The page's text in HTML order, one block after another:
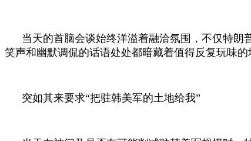
当天的首脑会谈始终洋溢着融洽氛围，不仅特
笑声和幽默调侃的话语处处都暗藏着值得反复玩味的
突如其来要求“把驻韩美军的土地给我”